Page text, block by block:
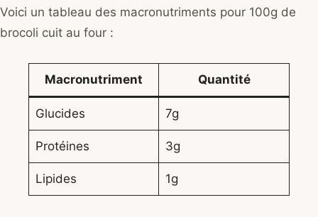
Voici un tableau des macronutriments pour 100g de
brocoli cuit au four :
Macronutriment Quantité
Glucides 7g
Protéines 3g
Lipides 1g